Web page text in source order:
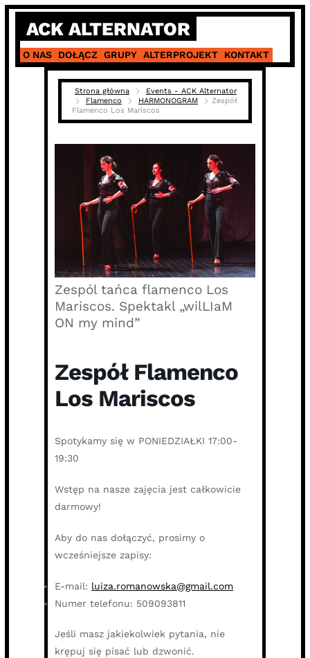
Skip
content
ACK ALTERNATOR
O NAS DOŁĄCZ GRUPY ALTERPROJEKT KONTAKT
Strona główna
Events - ACK Alternator
Flamenco
HARMONOGRAM
Zespół
Flamenco Los Mariscos
Zespól tańca flamenco Los
Mariscos. Spektakl „wilLIaM
ON my mind”
Zespół Flamenco
Los Mariscos
Spotykamy się w PONIEDZIAŁKI 17:00-
19:30
Wstęp na nasze zajęcia jest całkowicie
darmowy!
Aby do nas dołączyć, prosimy o
wcześniejsze zapisy:
E-mail: luiza.romanowska@gmail.com
Numer telefonu: 509093811
Jeśli masz jakiekolwiek pytania, nie
krępuj się pisać lub dzwonić.